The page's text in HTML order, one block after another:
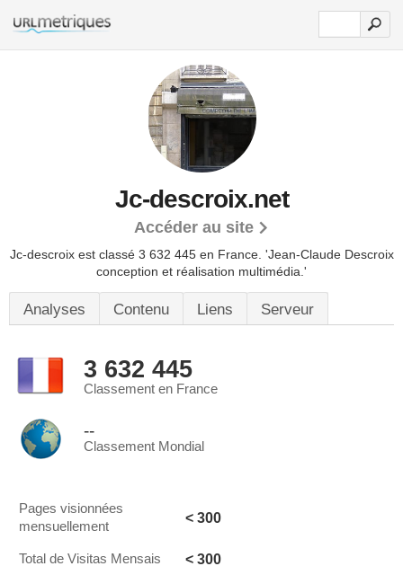
Jc-descroix.net
Accéder au site
Jc-descroix est classé 3 632 445 en France. 'Jean-Claude Descroix
conception et réalisation multimédia.'
Analyses Contenu Liens Serveur
3 632 445
Classement en France
--
Classement Mondial
Pages visionnées
mensuellement
< 300
Total de Visitas Mensais < 300